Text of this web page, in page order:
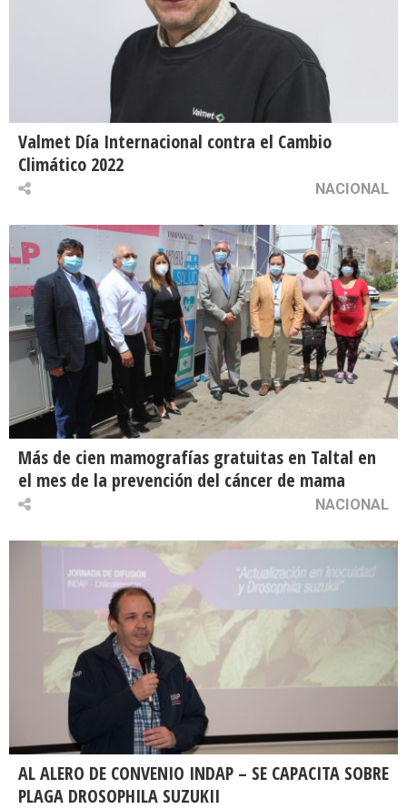
Valmet Día Internacional contra el Cambio
Climático 2022
NACIONAL
Más de cien mamografías gratuitas en Taltal en
el mes de la prevención del cáncer de mama
NACIONAL
AL ALERO DE CONVENIO INDAP – SE CAPACITA SOBRE
PLAGA DROSOPHILA SUZUKII